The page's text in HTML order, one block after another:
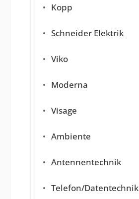
Kopp
Schneider Elektrik
Viko
Moderna
Visage
Ambiente
Antennentechnik
Telefon/Datentechnik